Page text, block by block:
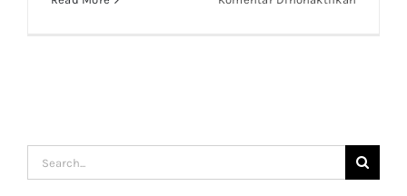
Bukit
Search
for: